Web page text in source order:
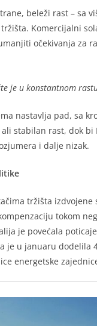
beleži rast – sa
Komercijalni
očekivanja za
je u konstantnom
nastavlja pad, sa
stabilan rast, dok
i dalje nizak.
tržišta
tokom
je povećala
je u januaru dodelila
energetske